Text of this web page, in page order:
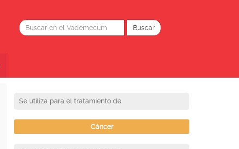
Se utiliza para el tratamiento de:
Cáncer